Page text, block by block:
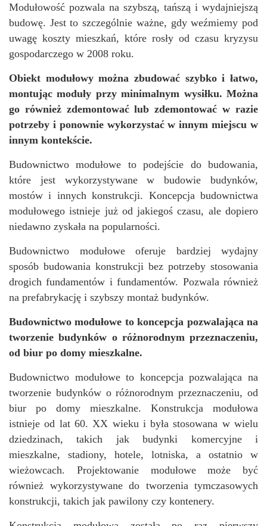
Modułowość pozwala na szybszą, tańszą i wydajniejszą
budowę. Jest to szczególnie ważne, gdy weźmiemy pod
uwagę koszty mieszkań, które rosły od czasu kryzysu
gospodarczego w 2008 roku.
Obiekt modułowy można zbudować szybko i łatwo,
montując moduły przy minimalnym wysiłku. Można
go również zdemontować lub zdemontować w razie
potrzeby i ponownie wykorzystać w innym miejscu w
innym kontekście.
Budownictwo modułowe to podejście do budowania,
które jest wykorzystywane w budowie budynków,
mostów i innych konstrukcji. Koncepcja budownictwa
modułowego istnieje już od jakiegoś czasu, ale dopiero
niedawno zyskała na popularności.
Budownictwo modułowe oferuje bardziej wydajny
sposób budowania konstrukcji bez potrzeby stosowania
drogich fundamentów i fundamentów. Pozwala również
na prefabrykację i szybszy montaż budynków.
Budownictwo modułowe to koncepcja pozwalająca na
tworzenie budynków o różnorodnym przeznaczeniu,
od biur po domy mieszkalne.
Budownictwo modułowe to koncepcja pozwalająca na
tworzenie budynków o różnorodnym przeznaczeniu, od
biur po domy mieszkalne. Konstrukcja modułowa
istnieje od lat 60. XX wieku i była stosowana w wielu
dziedzinach, takich jak budynki komercyjne i
mieszkalne, stadiony, hotele, lotniska, a ostatnio w
wieżowcach. Projektowanie modułowe może być
również wykorzystywane do tworzenia tymczasowych
konstrukcji, takich jak pawilony czy kontenery.